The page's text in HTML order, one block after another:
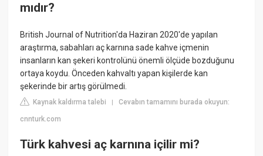
mıdır?
British Journal of Nutrition'da Haziran 2020'de yapılan
araştırma, sabahları aç karnına sade kahve içmenin
insanların kan şekeri kontrolünü önemli ölçüde bozduğunu
ortaya koydu. Önceden kahvaltı yapan kişilerde kan
şekerinde bir artış görülmedi.
Kaynak kaldırma talebi |Cevabın tamamını burada okuyun:
cnnturk.com
Türk kahvesi aç karnına içilir mi?